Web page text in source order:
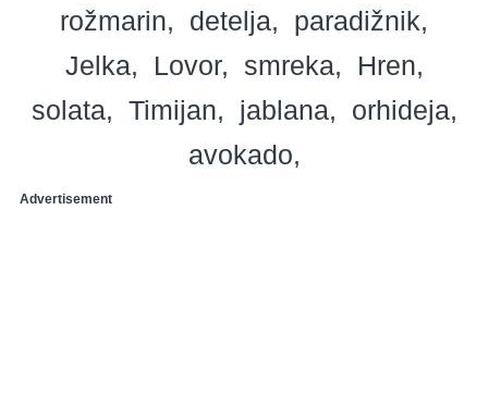
rožmarin
detelja
paradižnik
Jelka
Lovor smreka
Hren
solata
Timijan jablana
orhideja
avokado
Advertisement